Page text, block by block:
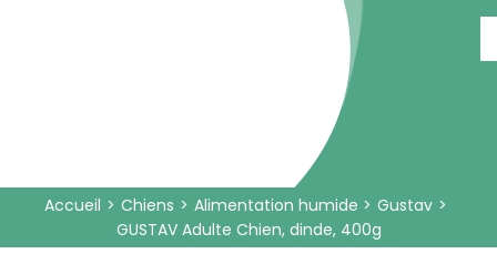
Accueil Chiens Alimentation humide
Gustav
GUSTAV Adulte Chien, dinde, 400g